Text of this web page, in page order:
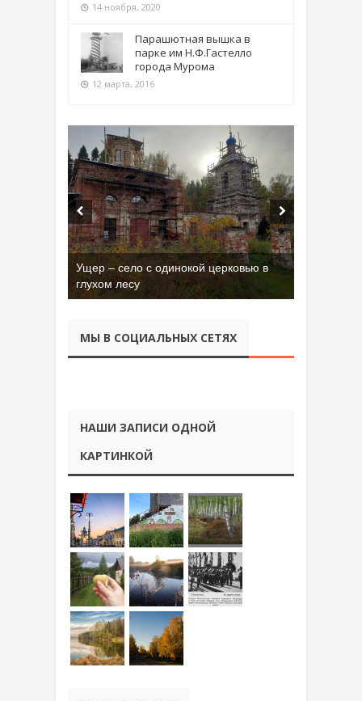
14 ноября, 2020
Парашютная вышка в
парке им Н.Ф.Гастелло
города Мурома
12 марта, 2016
Ущер – село с одинокой церковью в
глухом лесу
Бывшая танковая часть имени Сухэ-
Батора во Владимире
МЫ В СОЦИАЛЬНЫХ СЕТЯХ
НАШИ ЗАПИСИ ОДНОЙ
КАРТИНКОЙ